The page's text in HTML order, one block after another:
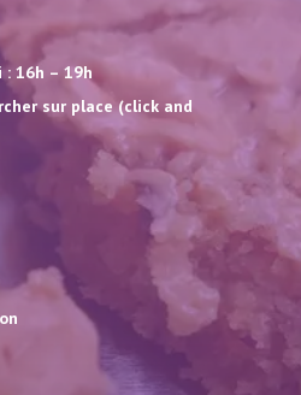
16h – 19h
sur place (click and